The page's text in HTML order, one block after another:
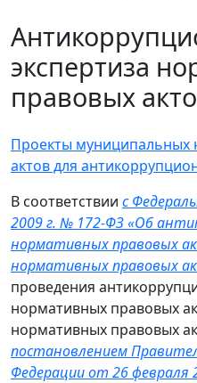
экспертиза
правовых
Проекты муниципальных
актов для
В соответствии с
2009 г. № 172-ФЗ «Об
нормативных правовых
нормативных правовых
проведения
нормативных правовых
нормативных правовых
постановлением
Федерации от 26 февраля